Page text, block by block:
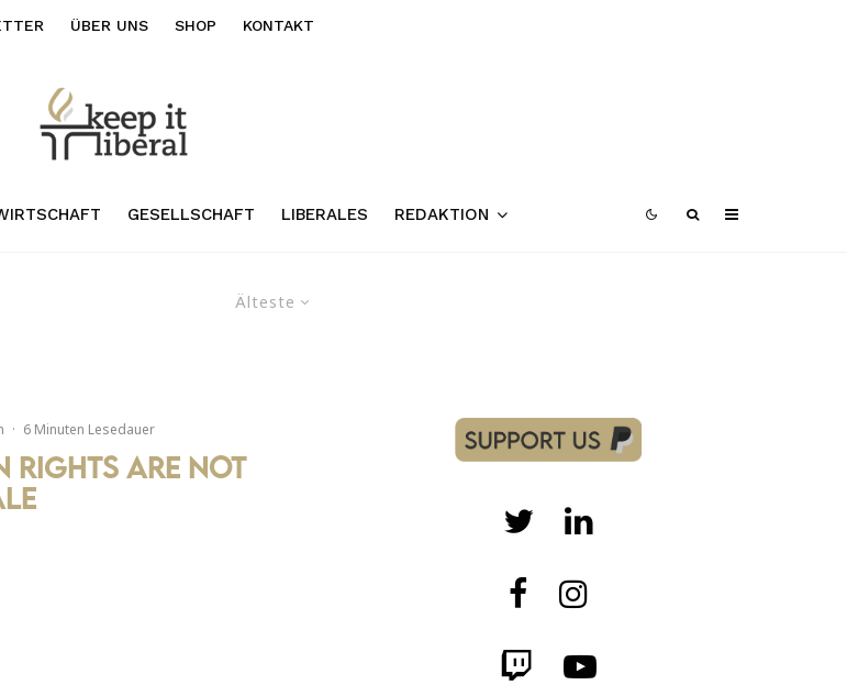
ÜBER UNS SHOP KONTAKT
GESELLSCHAFT LIBERALES REDAKTION
Älteste
· 6 Minuten Lesedauer
Rights are not